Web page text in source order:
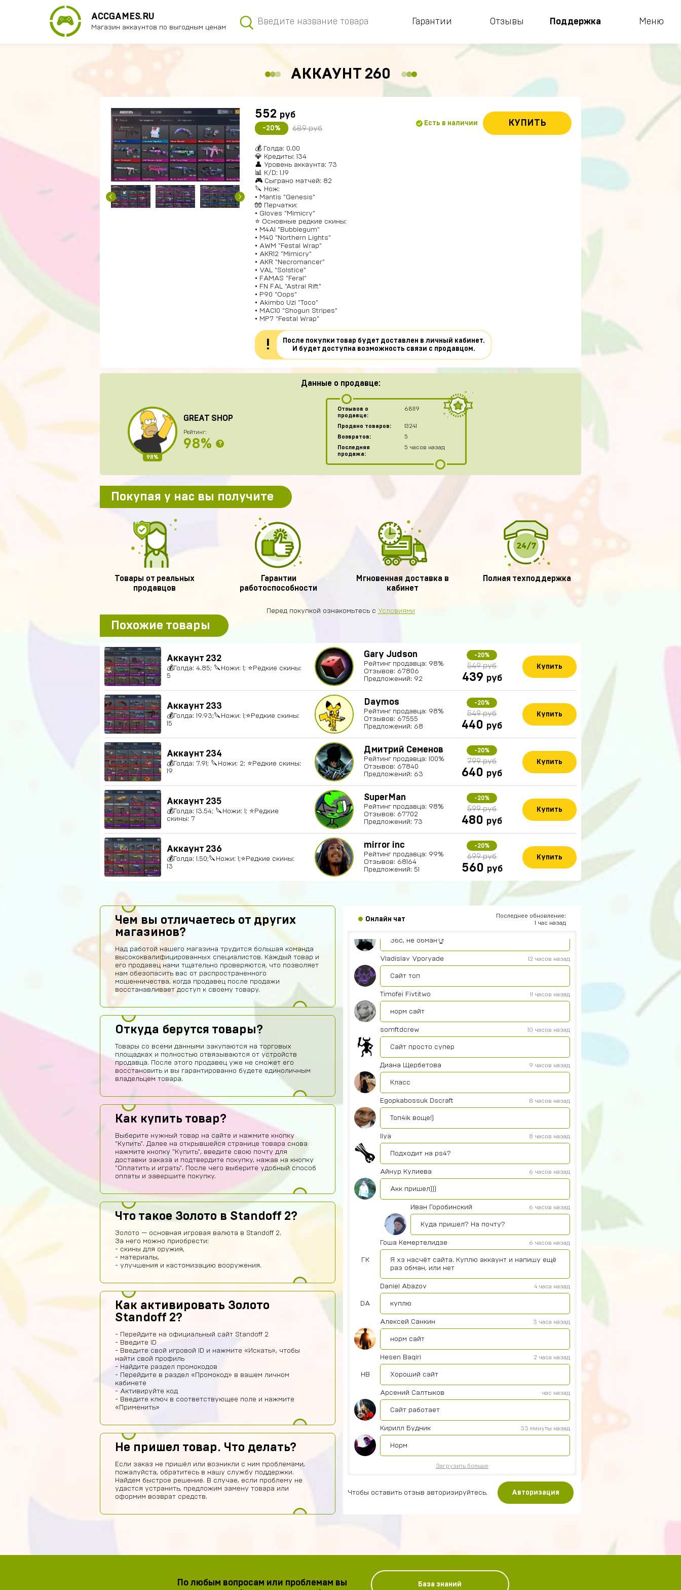
ACCGAMES.RU
Магазин аккаунтов по выгодным ценам
Гарантии Отзывы Поддержка Меню
АККАУНТ 260
552 руб
-20% 689 руб
Есть в наличии КУПИТЬ
💰 Голда: 0.00
💎 Кредиты: 134
👤 Уровень аккаунта: 73
📊 K/D: 1.19
🎮 Сыграно матчей: 82
🔪 Нож:
• Mantis "Genesis"
🧤 Перчатки:
• Gloves "Mimicry"
⭐️ Основные редкие скины:
• M4A1 "Bubblegum"
• M40 "Northern Lights"
• AWM "Festal Wrap"
• AKR12 "Mimicry"
• AKR "Necromancer"
• VAL "Solstice"
• FAMAS "Feral"
• FN FAL "Astral Rift"
• P90 "Oops"
• Akimbo Uzi "Toco"
• MAC10 "Shogun Stripes"
• MP7 "Festal Wrap"
!
После покупки товар будет доставлен в личный кабинет.
И будет доступна возможность связи с продавцом.
Данные о продавце:
98%
GREAT SHOP
Рейтинг:
98% ?
Отзывов о
продавце:
68119
Продано товаров:
13241
Возвратов:
5
Последняя
продажа:
5 часов назад
Покупая у нас вы получите
Товары от реальных
продавцов
Гарантии
работоспособности
Мгновенная доставка в
кабинет
Полная техподдержка
Перед покупкой ознакомьтесь с Условиями
Похожие товары
Аккаунт 232
💰Голда: 4.85; 🔪Ножи: 1; ⭐️Редкие скины:
5
Gary Judson
Рейтинг продавца: 98%
Отзывов: 67806
Предложений: 92
-20%
549 руб
439 руб
Купить
Аккаунт 233
💰Голда: 19.93;🔪Ножи: 1;⭐️Редкие скины:
15
Daymos
Рейтинг продавца: 98%
Отзывов: 67555
Предложений: 68
-20%
549 руб
440 руб
Купить
Аккаунт 234
💰Голда: 7.91; 🔪Ножи: 2; ⭐️Редкие скины:
19
Дмитрий Семенов
Рейтинг продавца: 100%
Отзывов: 67840
Предложений: 63
-20%
799 руб
640 руб
Купить
Аккаунт 235
💰Голда: 13.54; 🔪Ножи: 1; ⭐️Редкие
скины: 7
SuperMan
Рейтинг продавца: 98%
Отзывов: 67702
Предложений: 73
-20%
599 руб
480 руб
Купить
Аккаунт 236
💰Голда: 1.50;🔪Ножи: 1;⭐️Редкие скины:
13
mirror inc
Рейтинг продавца: 99%
Отзывов: 68164
Предложений: 51
-20%
699 руб
560 руб
Купить
Чем вы отличаетесь от других
магазинов?
Над работой нашего магазина трудится большая команда
высококвалифицированных специалистов. Каждый товар и
его продавец нами тщательно проверяются, что позволяет
нам обезопасить вас от распространенного
мошенничества, когда продавец после продажи
восстанавливает доступ к своему товару.
Откуда берутся товары?
Товары со всеми данными закупаются на торговых
площадках и полностью отвязываются от устройств
продавца. После этого продавец уже не сможет его
восстановить и вы гарантированно будете единоличным
владельцем товара.
Как купить товар?
Выберите нужный товар на сайте и нажмите кнопку
"Купить". Далее на открывшейся странице товара снова
нажмите кнопку "Купить", введите свою почту для
доставки заказа и подтвердите покупку, нажав на кнопку
"Оплатить и играть". После чего выберите удобный способ
оплаты и завершите покупку.
Что такое Золото в Standoff 2?
Золото — основная игровая валюта в Standoff 2.
За него можно приобрести:
- скины для оружия,
- материалы,
- улучшения и кастомизацию вооружения.
Как активировать Золото
Standoff 2?
- Перейдите на официальный сайт Standoff 2
- Введите ID
- Введите свой игровой ID и нажмите «Искать», чтобы
найти свой профиль
- Найдите раздел промокодов
- Перейдите в раздел «Промокод» в вашем личном
кабинете
- Активируйте код
- Введите ключ в соответствующее поле и нажмите
«Применить»
Не пришел товар. Что делать?
Если заказ не пришёл или возникли с ним проблемами,
пожалуйста, обратитесь в нашу службу поддержки.
Найдем быстрое решение. В случае, если проблему не
удастся устранить, предложим замену товара или
оформим возврат средств.
Онлайн чат
Последнее обновление:
1 час назад
14 часов назад
Игорь Богданович 13 часов назад
Збс, не обман👌
Vladislav Vporyade 12 часов назад
Сайт топ
Timofei Fivtitwo 11 часов назад
норм сайт
somftdcrew 10 часов назад
Сайт просто супер
Диана Щербетова 9 часов назад
Класс
Egopkabossuk Dscraft 8 часов назад
Топ4ik воще!)
Ilya 8 часов назад
Подходит на ps4?
Айнур Кулиева 6 часов назад
Акк пришел)))
Иван Горобинский 6 часов назад
Куда пришел? На почту?
ГК
Гоша Кемертелидзе 6 часов назад
Я хз насчёт сайта. Куплю аккаунт и напишу ещё
раз обман, или нет
DA
Daniel Abazov 4 часа назад
куплю
Алексей Санкин 3 часа назад
норм сайт
HB
Hesen Baqiri 2 часа назад
Хороший сайт
Арсений Салтыков час назад
Сайт работает
Кирилл Будник 33 минуты назад
Норм
Загрузить больше
Чтобы оставить отзыв авторизируйтесь. Авторизация
По любым вопросам или проблемам вы
База знаний